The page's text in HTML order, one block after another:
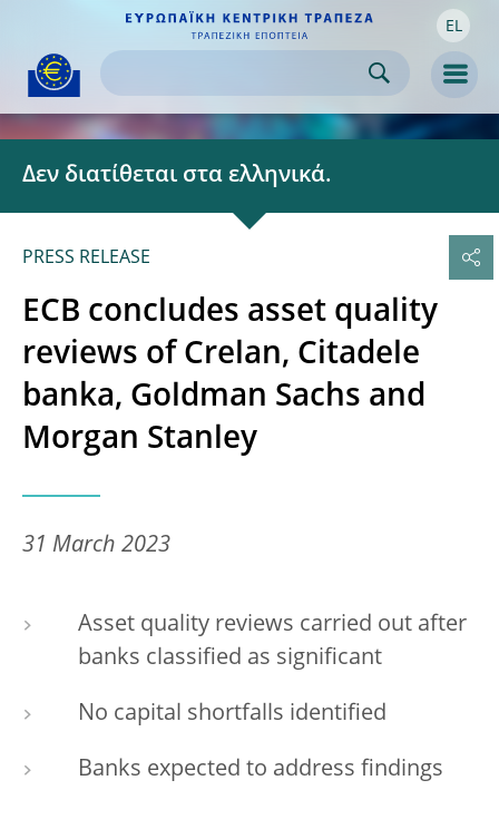
Skip to
content EL
Δεν διατίθεται στα ελληνικά.
PRESS RELEASE
ECB concludes asset quality
reviews of Crelan, Citadele
banka, Goldman Sachs and
Morgan Stanley
31 March 2023
Asset quality reviews carried out after
banks classified as significant
No capital shortfalls identified
Banks expected to address findings